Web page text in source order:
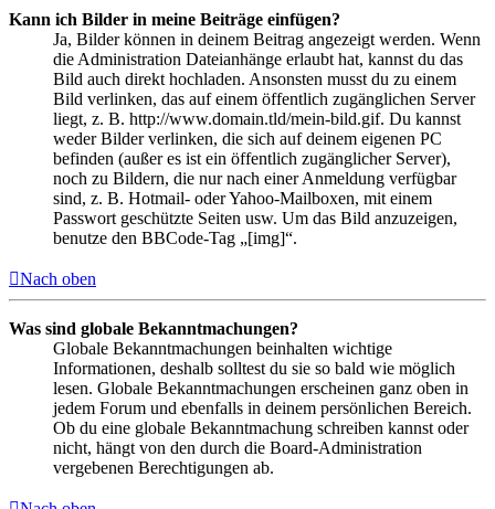
Kann ich Bilder in meine Beiträge einfügen?
Ja, Bilder können in deinem Beitrag angezeigt werden. Wenn
die Administration Dateianhänge erlaubt hat, kannst du das
Bild auch direkt hochladen. Ansonsten musst du zu einem
Bild verlinken, das auf einem öffentlich zugänglichen Server
liegt, z. B. http://www.domain.tld/mein-bild.gif. Du kannst
weder Bilder verlinken, die sich auf deinem eigenen PC
befinden (außer es ist ein öffentlich zugänglicher Server),
noch zu Bildern, die nur nach einer Anmeldung verfügbar
sind, z. B. Hotmail- oder Yahoo-Mailboxen, mit einem
Passwort geschützte Seiten usw. Um das Bild anzuzeigen,
benutze den BBCode-Tag „[img]“.
Nach oben
Was sind globale Bekanntmachungen?
Globale Bekanntmachungen beinhalten wichtige
Informationen, deshalb solltest du sie so bald wie möglich
lesen. Globale Bekanntmachungen erscheinen ganz oben in
jedem Forum und ebenfalls in deinem persönlichen Bereich.
Ob du eine globale Bekanntmachung schreiben kannst oder
nicht, hängt von den durch die Board-Administration
vergebenen Berechtigungen ab.